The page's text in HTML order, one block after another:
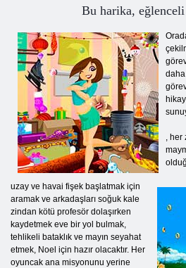
Bu harika,
daha
,
uzay ve havai fişek başlatmak için
aramak ve arkadaşları soğuk kale
zindan kötü profesör dolaşırken
kaydetmek eve bir yol bulmak,
tehlikeli bataklık ve mayın seyahat
etmek, Noel için hazır olacaktır. Her
oyuncak ana misyonunu yerine